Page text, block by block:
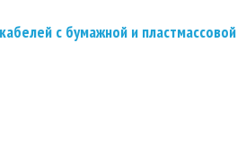
с бумажной и пластмассовой